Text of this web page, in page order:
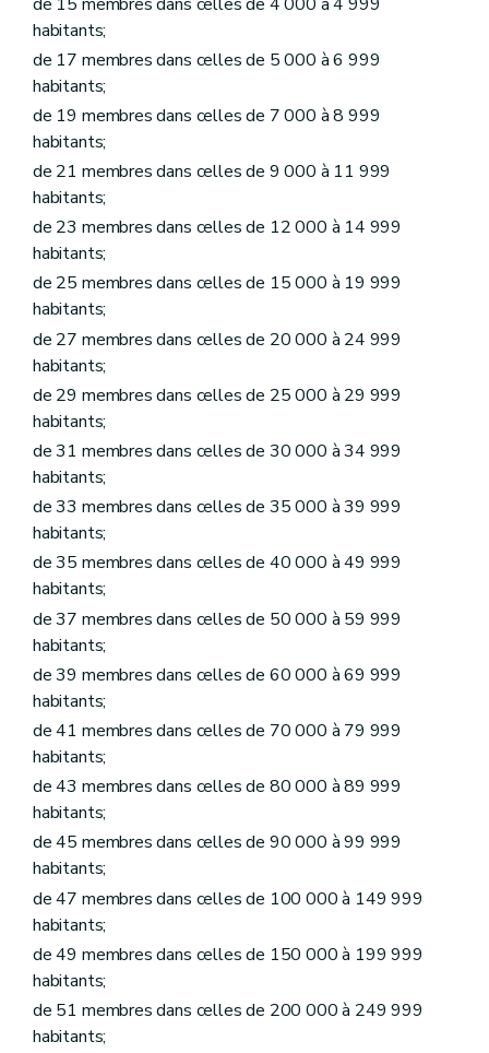
Art. L1222-1
Art. L1222-3
Art. L1223-1
Titre III
Chapitre premier
Régies communales
Section première Régies communales ordinaires
Art. L1231-2
Art. L1231-4
Art. L1231-7
Art. L1231-9
Section première Lieux de sépulture
Art. L1232-2
Art. L1232-4
Art. L1232-5
Art. L1232-6
Art. L1232-9
Art. L1232-11
Section 2 Funérailles et modes de sépulture
Art. L1232-12
Art. L1232-15
Sous-section 2 Inhumations
Art. L1232-17
Art. L1232-19
Art. L1232-21
habitants;
de 17 membres dans celles de 5 000 à 6 999
habitants;
de 19 membres dans celles de 7 000 à 8 999
habitants;
de 21 membres dans celles de 9 000 à 11 999
habitants;
de 23 membres dans celles de 12 000 à 14 999
habitants;
de 25 membres dans celles de 15 000 à 19 999
habitants;
de 27 membres dans celles de 20 000 à 24 999
habitants;
de 29 membres dans celles de 25 000 à 29 999
habitants;
de 31 membres dans celles de 30 000 à 34 999
habitants;
de 33 membres dans celles de 35 000 à 39 999
habitants;
de 35 membres dans celles de 40 000 à 49 999
habitants;
de 37 membres dans celles de 50 000 à 59 999
habitants;
de 39 membres dans celles de 60 000 à 69 999
habitants;
de 41 membres dans celles de 70 000 à 79 999
habitants;
de 43 membres dans celles de 80 000 à 89 999
habitants;
de 45 membres dans celles de 90 000 à 99 999
habitants;
de 47 membres dans celles de 100 000 à 149 999
habitants;
de 49 membres dans celles de 150 000 à 199 999
habitants;
de 51 membres dans celles de 200 000 à 249 999
habitants;